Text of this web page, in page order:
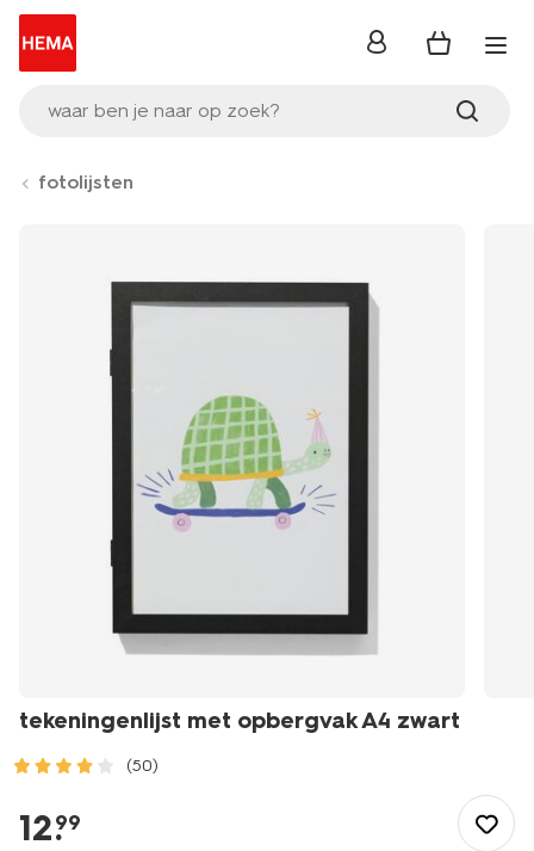
waar ben je naar op zoek?
inloggen
fotolijsten
tekeningenlijst met opbergvak A4 zwart
(50)
slapen/wonen/fotolijsten/tekeningenlijst-
met-
12.
99